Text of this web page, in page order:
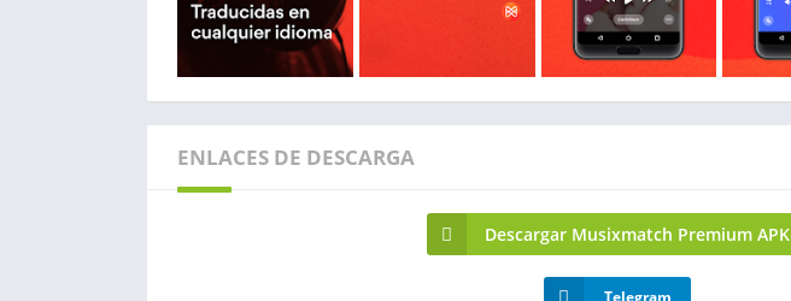
ENLACES DE DESCARGA
Descargar Musixmatch Premium APK